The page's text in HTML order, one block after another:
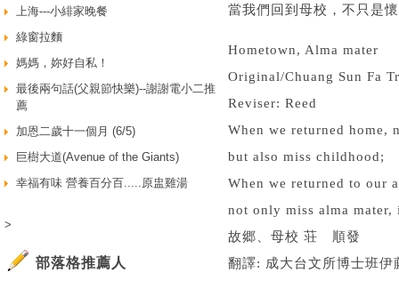
當我們回到母校，不只是
Hometown, Alma mater
Original/Chuang Sun Fa
Reviser: Reed
When we returned home,
but also miss childhood;
When we returned to our
not only miss alma mater,
故郷、母校 荘 順發
翻譯: 成大台文所博士班伊
上海---小緋家晚餐
綠窗拉麵
媽媽，妳好自私！
最後兩句話(父親節快樂)--謝謝電小二推
薦
加恩二歲十一個月 (6/5)
巨樹大道(Avenue of the Giants)
幸福有味 營養百分百.....原盅雞湯
>
部落格推薦人